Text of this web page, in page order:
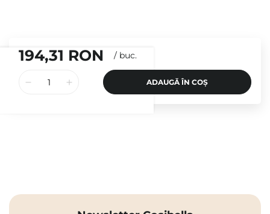
194,31 RON / buc.
ADAUGĂ ÎN COȘ